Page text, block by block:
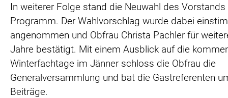
In weiterer Folge stand die Neuwahl des
Programm. Der Wahlvorschlag wurde dabei
angenommen und Obfrau Christa Pachler für
Jahre bestätigt. Mit einem Ausblick auf die
Winterfachtage im Jänner schloss die Obfrau die
Generalversammlung und bat die Gastreferenten
Beiträge.